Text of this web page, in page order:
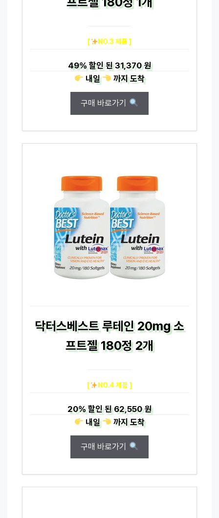
[ NO.3 제품 ]
49%할인 된31,370 원
내일
까지도착
구매 바로가기
닥터스베스트 루테인 20mg 소
프트젤 180정 2개
[ NO.4 제품 ]
20%할인 된62,550 원
내일
까지도착
구매 바로가기